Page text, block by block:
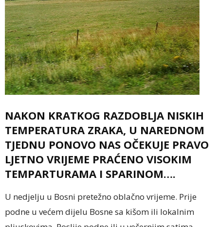
NAKON KRATKOG RAZDOBLJA NISKIH
TEMPERATURA ZRAKA, U NAREDNOM
TJEDNU PONOVO NAS OČEKUJE PRAVO
LJETNO VRIJEME PRAĆENO VISOKIM
TEMPARTURAMA I SPARINOM….
U nedjelju u Bosni pretežno oblačno vrijeme. Prije
podne u većem dijelu Bosne sa kišom ili lokalnim